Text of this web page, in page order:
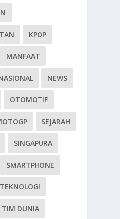
KPOP
MANFAAT
NEWS
OTOMOTIF
SEJARAH
SINGAPURA
SMARTPHONE
TEKNOLOGI
TIM DUNIA